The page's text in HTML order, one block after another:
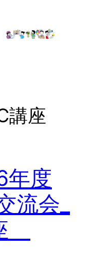
講座
年度
流会_